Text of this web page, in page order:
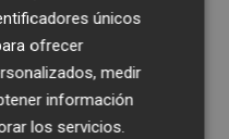
el equipo tiene
de la mejor
una nueva liga
inédita en la
únicos
ofrecer
medir
información
los servicios.